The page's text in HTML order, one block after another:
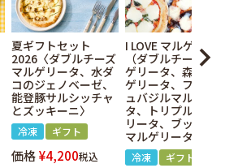
夏ギフトセット
2026〈ダブルチーズ
マルゲリータ、水ダ
コのジェノベーゼ、
能登豚サルシッチャ
とズッキーニ〉
冷凍 ギフト
価格¥4,200税込
I LOVE マルゲセッ
（ダブルチーズマ
ゲリータ、森山マ
ゲリータ、フレッ
ュバジルマルゲリ
タ、トリプルマル
リータ、ブッファ
マルゲリータ）
冷凍 ギフト